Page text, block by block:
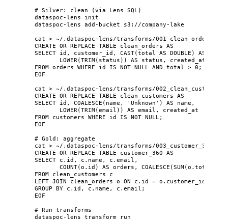
# Silver: clean (via Lens SQL)
dataspoc-lens
init
dataspoc-lens add-bucket
s3://company-lake
cat > ~/.dataspoc-lens/transforms/001_clean_orders.sql
CREATE OR REPLACE TABLE clean_orders AS
SELECT id, customer_id, CAST(total AS DOUBLE) AS
LOWER(TRIM(status)) AS status, created_at
FROM orders WHERE id IS NOT NULL AND total > 0;
EOF
cat > ~/.dataspoc-lens/transforms/
CREATE OR REPLACE TABLE clean_customers AS
SELECT id, COALESCE(name, 'Unknown') AS name,
LOWER(TRIM(email)) AS email, created_at
FROM customers WHERE id IS NOT NULL;
EOF
# Gold: aggregate
cat > ~/.dataspoc-lens/transforms/003_customer_360.sql
CREATE OR REPLACE TABLE customer_360 AS
SELECT c.id, c.name, c.email,
COUNT(o.id) AS orders, COALESCE(SUM(o.total),
FROM clean_customers c
LEFT JOIN clean_orders o ON c.id = o.customer_id
GROUP BY c.id, c.name, c.email;
EOF
# Run transforms
dataspoc-lens transform
run